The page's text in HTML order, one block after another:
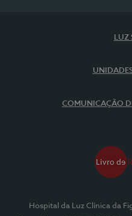
LUZ
COMUNICAÇÃO
Hospital da Luz Clínica da